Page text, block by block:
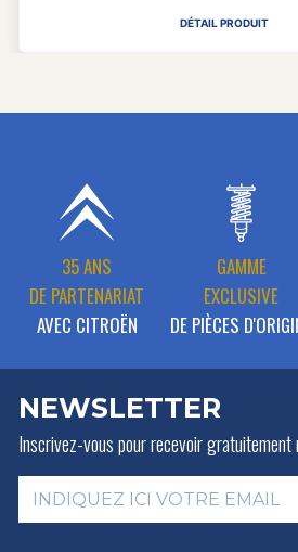
DÉTAIL PRODUIT
35 ANS
DE PARTENARIAT
AVEC CITROËN
GAMME
EXCLUSIVE
DE PIÈCES
NEWSLETTER
Inscrivez-vous pour recevoir gratuitement